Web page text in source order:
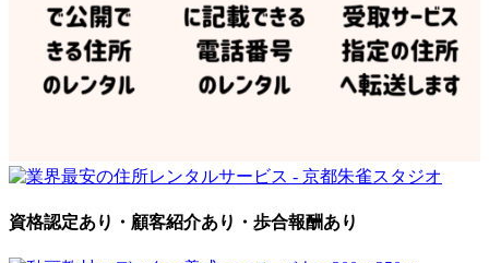
資格認定あり・顧客紹介あり・歩合報酬あり